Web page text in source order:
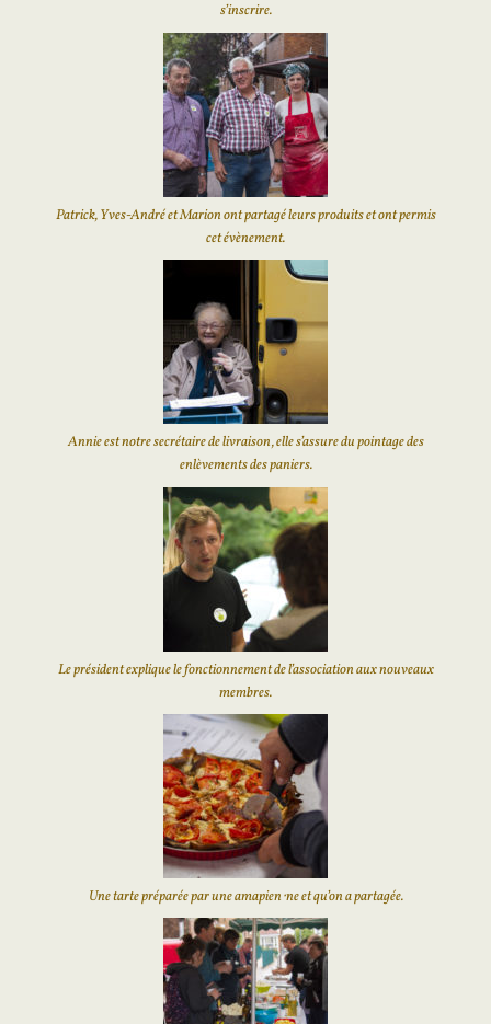
s’inscrire.
Patrick, Yves-André et Marion ont partagé leurs produits et ont permis
cet évènement.
Annie est notre secrétaire de livraison, elle s’assure du pointage des
enlèvements des paniers.
Le président explique le fonctionnement de l’association aux nouveaux
membres.
Une tarte préparée par une amapien⋅ne et qu’on a partagée.